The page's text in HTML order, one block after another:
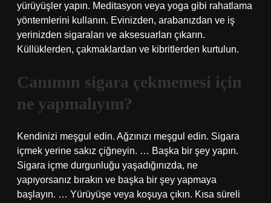
yürüyüşler yapın. Meditasyon veya yoga gibi rahatlama
yöntemlerini kullanın. Evinizden, arabanızdan ve iş
yerinizden sigaraları ve aksesuarları çıkarın.
Küllüklerden, çakmaklardan ve kibritlerden kurtulun.
Canımın sigara çekmemesi için
ne yapmalıyım?
Kendinizi meşgul edin. Ağzınızı meşgul edin. Sigara
içmek yerine sakız çiğneyin. … Başka bir şey yapın.
Sigara içme durgunluğu yaşadığınızda, ne
yapıyorsanız bırakın ve başka bir şey yapmaya
başlayın. … Yürüyüşe veya koşuya çıkın. Kısa süreli